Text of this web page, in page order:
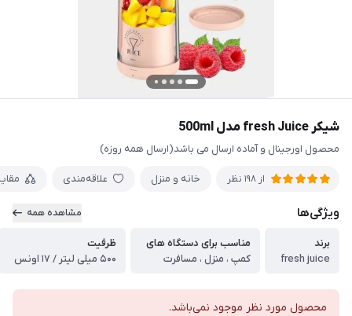
شیکر fresh Juice مدل 500ml
محصول اورجینال و آماده ارسال می باشد(ارسال همه روزه)
از 198 نظر خانه و منزل علاقه‌مندی
ویژگی‌ها مشاهده همه
برند
fresh juice
مناسب برای دستگاه های
کمپ ، منزل ، مسافرت
ظرفیت
۵۰۰ میلی لیتر / ۱۷ اونس
محصول مورد نظر موجود نمی‌باشد.